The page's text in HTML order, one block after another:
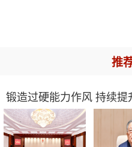
推
锻造过硬能力作风 持续提